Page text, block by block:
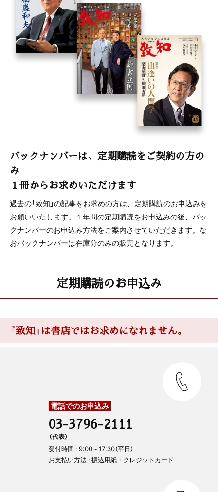
バックナンバーは、定期購読をご契約の方の
み
１冊からお求めいただけます
過去の「致知」の記事をお求めの方は、定期購読のお申込みを
お願いいたします。１年間の定期購読をお申込みの後、バッ
クナンバーのお申込み方法をご案内させていただきます。な
おバックナンバーは在庫分のみの販売となります。
定期購読のお申込み
『致知』は書店ではお求めになれません。
電話でのお申込み
03-3796-2111
（代表）
受付時間 : 9:00～17:30（平日）
お支払い方法 : 振込用紙・クレジットカード